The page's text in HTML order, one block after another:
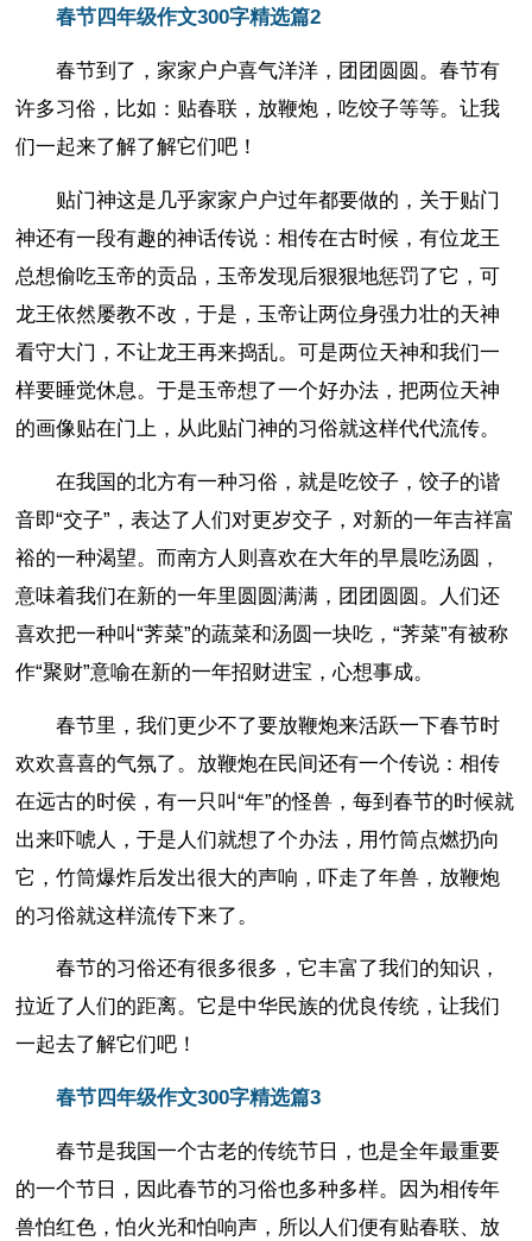
春节四年级作文300字精选篇2
春节到了，家家户户喜气洋洋，团团圆圆。春节有
许多习俗，比如：贴春联，放鞭炮，吃饺子等等。让我
们一起来了解了解它们吧！
贴门神这是几乎家家户户过年都要做的，关于贴门
神还有一段有趣的神话传说：相传在古时候，有位龙王
总想偷吃玉帝的贡品，玉帝发现后狠狠地惩罚了它，可
龙王依然屡教不改，于是，玉帝让两位身强力壮的天神
看守大门，不让龙王再来捣乱。可是两位天神和我们一
样要睡觉休息。于是玉帝想了一个好办法，把两位天神
的画像贴在门上，从此贴门神的习俗就这样代代流传。
在我国的北方有一种习俗，就是吃饺子，饺子的谐
音即“交子”，表达了人们对更岁交子，对新的一年吉祥富
裕的一种渴望。而南方人则喜欢在大年的早晨吃汤圆，
意味着我们在新的一年里圆圆满满，团团圆圆。人们还
喜欢把一种叫“荠菜”的蔬菜和汤圆一块吃，“荠菜”有被称
作“聚财”意喻在新的一年招财进宝，心想事成。
春节里，我们更少不了要放鞭炮来活跃一下春节时
欢欢喜喜的气氛了。放鞭炮在民间还有一个传说：相传
在远古的时侯，有一只叫“年”的怪兽，每到春节的时候就
出来吓唬人，于是人们就想了个办法，用竹筒点燃扔向
它，竹筒爆炸后发出很大的声响，吓走了年兽，放鞭炮
的习俗就这样流传下来了。
春节的习俗还有很多很多，它丰富了我们的知识，
拉近了人们的距离。它是中华民族的优良传统，让我们
一起去了解它们吧！
春节四年级作文300字精选篇3
春节是我国一个古老的传统节日，也是全年最重要
的一个节日，因此春节的习俗也多种多样。因为相传年
兽怕红色，怕火光和怕响声，所以人们便有贴春联、放